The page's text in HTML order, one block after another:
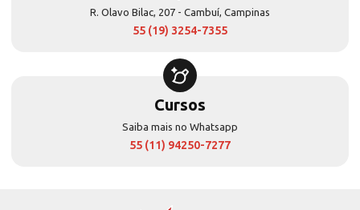
R. Olavo Bilac, 207 - Cambuí, Campinas
55 (19) 3254-7355
Cursos
Saiba mais no Whatsapp
55 (11) 94250-7277